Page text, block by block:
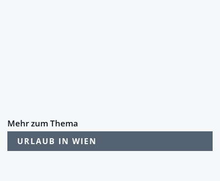
Mehr zum Thema
URLAUB IN WIEN